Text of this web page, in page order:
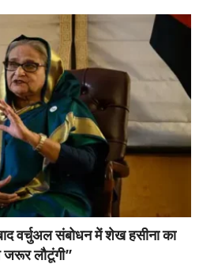
वर्चुअल संबोधन में शेख हसीना का
जरूर लौटूंगी”